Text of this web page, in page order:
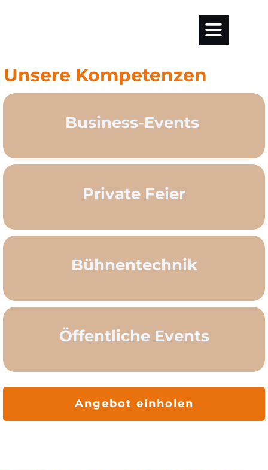
Unsere Kompetenzen
Business-Events
Private Feier
Bühnentechnik
Öffentliche Events
Angebot einholen